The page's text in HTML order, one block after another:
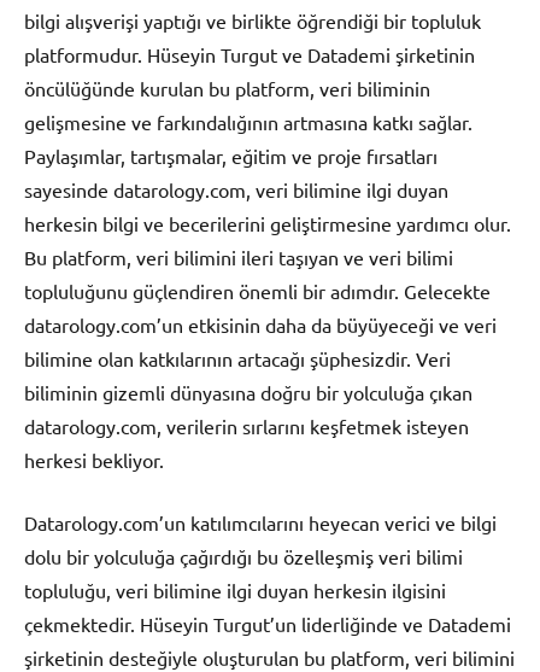
bilgi alışverişi yaptığı ve birlikte öğrendiği bir topluluk
platformudur. Hüseyin Turgut ve Datademi şirketinin
öncülüğünde kurulan bu platform, veri biliminin
gelişmesine ve farkındalığının artmasına katkı sağlar.
Paylaşımlar, tartışmalar, eğitim ve proje fırsatları
sayesinde datarology.com, veri bilimine ilgi duyan
herkesin bilgi ve becerilerini geliştirmesine yardımcı olur.
Bu platform, veri bilimini ileri taşıyan ve veri bilimi
topluluğunu güçlendiren önemli bir adımdır. Gelecekte
datarology.com’un etkisinin daha da büyüyeceği ve veri
bilimine olan katkılarının artacağı şüphesizdir. Veri
biliminin gizemli dünyasına doğru bir yolculuğa çıkan
datarology.com, verilerin sırlarını keşfetmek isteyen
herkesi bekliyor.
Datarology.com’un katılımcılarını heyecan verici ve bilgi
dolu bir yolculuğa çağırdığı bu özelleşmiş veri bilimi
topluluğu, veri bilimine ilgi duyan herkesin ilgisini
çekmektedir. Hüseyin Turgut’un liderliğinde ve Datademi
şirketinin desteğiyle oluşturulan bu platform, veri bilimini